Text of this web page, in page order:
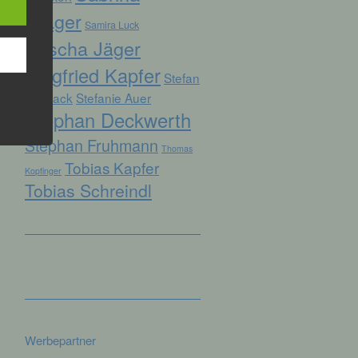
Prager Samira Luck
Sascha Jäger
Siegfried Kapfer Stefan
Biersack Stefanie Auer
Stephan Deckwerth
Stephan Fruhmann Thomas
Kopfinger Tobias Kapfer
Tobias Schreindl
Werbepartner